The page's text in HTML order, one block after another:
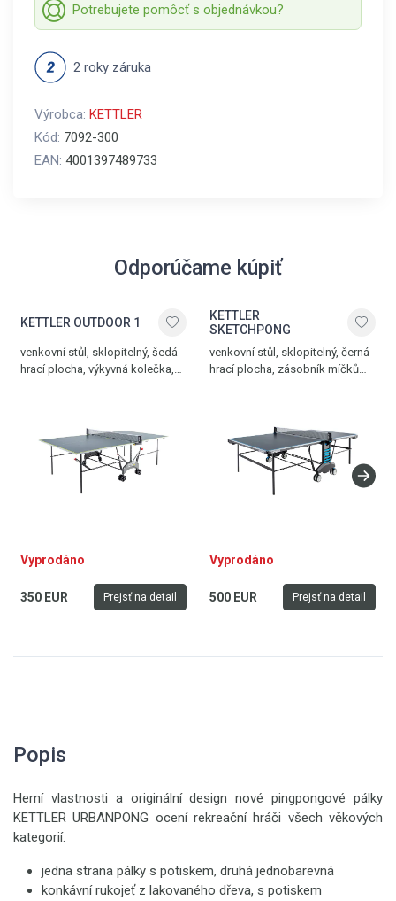
Potrebujete pomôcť s objednávkou?
2 roky záruka
Výrobca: KETTLER
Kód: 7092-300
EAN: 4001397489733
Odporúčame kúpiť
KETTLER OUTDOOR 1
venkovní stůl, sklopitelný, šedá
hrací plocha, výkyvná kolečka,
Vyprodáno
350 EUR Prejsť na detail
KETTLER
SKETCHPONG
venkovní stůl, sklopitelný, černá
hrací plocha, zásobník míčků
stolu, na desku lze malovat
křídou, vyroben v Německu
Vyprodáno
500 EUR Prejsť na detail
Popis
Herní vlastnosti a originální design nové pingpongové pálky
KETTLER URBANPONG ocení rekreační hráči všech věkových
kategorií.
jedna strana pálky s potiskem, druhá jednobarevná
konkávní rukojeť z lakovaného dřeva, s potiskem